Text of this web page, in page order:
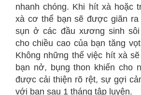
nhanh chóng. Khi hít xà hoặc
xà cơ thể bạn sẽ được giãn ra
sụn ở các đầu xương sinh
cho chiều cao của bạn tăng
Không những thế việc hít xà
bạn nở, bụng thon khiến cho
được cải thiện rõ rệt, sự gợi
với bạn sau 1 tháng tập luyện.